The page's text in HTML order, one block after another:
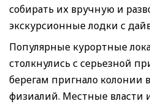
собирать их вручную и
экскурсионные лодки с
Популярные курортные
столкнулись с серьезной
берегам пригнало колонии
физиалий. Местные власти